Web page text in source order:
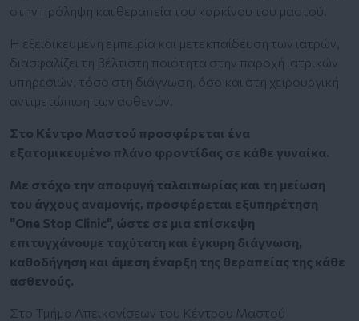
στην πρόληψη και θεραπεία του καρκίνου του μαστού.
Η εξειδικευμένη εμπειρία και μετεκπαίδευση των ιατρών,
διασφαλίζει τη βέλτιστη ποιότητα στην παροχή ιατρικών
υπηρεσιών, τόσο στη διάγνωση, όσο και στη χειρουργική
αντιμετώπιση των ασθενών.
Στο Κέντρο Μαστού προσφέρεται ένα
εξατομικευμένο πλάνο φροντίδας σε κάθε γυναίκα.
Με στόχο την αποφυγή ταλαιπωρίας και τη μείωση
του άγχους αναμονής, προσφέρεται εξυπηρέτηση
"One Stop Clinic", ώστε σε μια επίσκεψη
επιτυγχάνουμε ταχύτατη και έγκυρη διάγνωση,
καθοδήγηση και άμεση έναρξη της θεραπείας της κάθε
ασθενούς.
Στο Τμήμα Απεικονίσεων του Κέντρου Μαστού